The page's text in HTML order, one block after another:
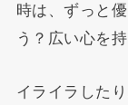
時は、ずっと
う？広い心を
イライラした